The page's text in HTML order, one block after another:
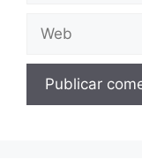
Web